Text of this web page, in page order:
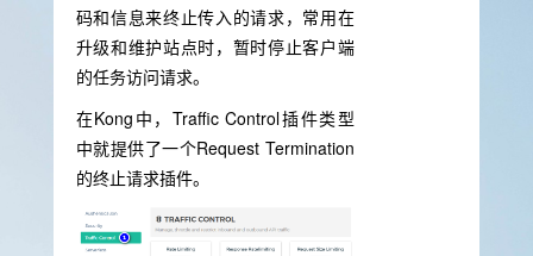
码和信息来终止传入的请求，常用在
升级和维护站点时，暂时停止客户端
的任务访问请求。
在Kong中，Traffic Control插件类型
中就提供了一个Request Termination
的终止请求插件。